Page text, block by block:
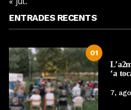
ENTRADES RECENTS
01
‘a
7,